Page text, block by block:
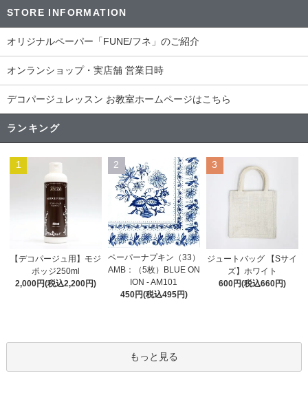
STORE INFORMATION
オリジナルペーパー「FUNE/フネ」のご紹介
オンランショップ・実店舗 営業日時
デコパージュレッスン お教室ホームページはこちら
ランキング
1
【デコパージュ用】モジ
ポッジ250ml
2,000円(税込2,200円)
2
ペーパーナプキン（33）
AMB：（5枚）BLUE ON
ION - AM101
450円(税込495円)
3
ジュートバッグ 【Sサイ
ズ】ホワイト
600円(税込660円)
もっと見る